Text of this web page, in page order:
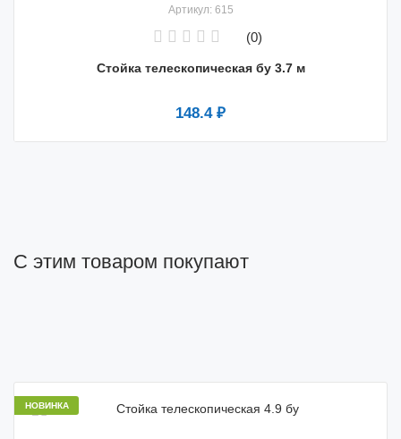
Артикул: 615
(0)
Стойка телескопическая бу 3.7 м
148.4 ₽
С этим товаром покупают
НОВИНКА